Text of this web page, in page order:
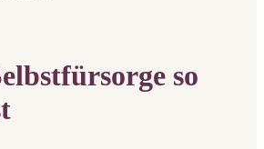
so